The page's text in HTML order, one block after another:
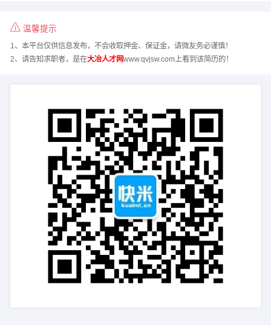
温馨提示
1、本平台仅供信息发布，不会收取押金、保证金，请微友务必谨慎！
2、请告知求职者，是在大冶人才网www.qvjsw.com上看到该简历的！